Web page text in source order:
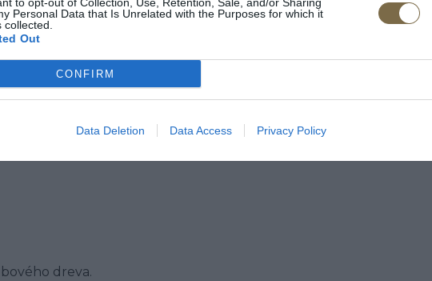
Personal Data that Is Unrelated with the Purposes for which it
collected.
Out
CONFIRM
Data Deletion Data Access Privacy Policy
dreva.